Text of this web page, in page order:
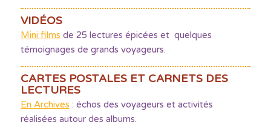
VIDÉOS
Mini films de 25 lectures épicées et quelques
témoignages de grands voyageurs.
CARTES POSTALES ET CARNETS DES
LECTURES
En Archives : échos des voyageurs et activités
réalisées autour des albums.